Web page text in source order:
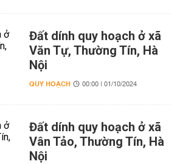
Đất dính quy hoạch ở xã
Văn Tự, Thường Tín, Hà
Nội
QUY HOẠCH 00:00 | 01/10/2024
Đất dính quy hoạch ở xã
Vân Tảo, Thường Tín, Hà
Nội